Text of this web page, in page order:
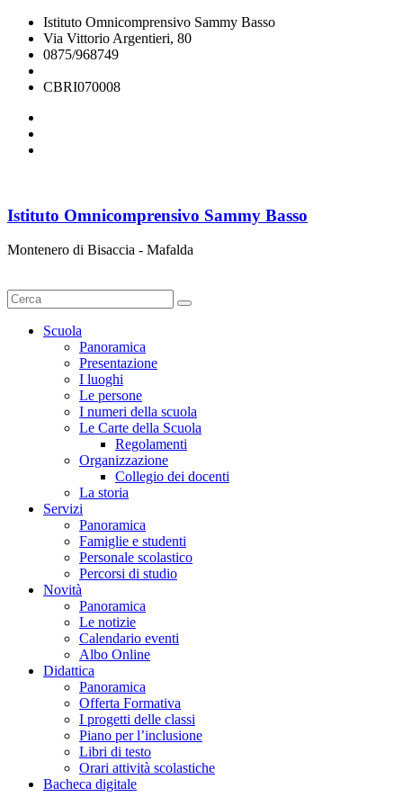
Istituto Omnicomprensivo Sammy Basso
Via Vittorio Argentieri, 80
0875/968749
CBRI070008
Istituto Omnicomprensivo Sammy Basso
Montenero di Bisaccia - Mafalda
Scuola
Panoramica
Presentazione
I luoghi
Le persone
I numeri della scuola
Le Carte della Scuola
Regolamenti
Organizzazione
Collegio dei docenti
La storia
Servizi
Panoramica
Famiglie e studenti
Personale scolastico
Percorsi di studio
Novità
Panoramica
Le notizie
Calendario eventi
Albo Online
Didattica
Panoramica
Offerta Formativa
I progetti delle classi
Piano per l’inclusione
Libri di testo
Orari attività scolastiche
Bacheca digitale